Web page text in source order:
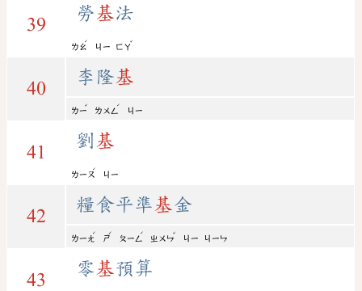
39
勞 基法
ㄌㄠ
ˊ
ㄐㄧ ㄈㄚ
ˇ
40
李隆基
ㄌㄧ
ˇ
ㄌㄨㄥ
ˊ
ㄐㄧ
41
劉 基
ㄌㄧㄡ
ˊ
ㄐㄧ
42
糧食平準 基金
ㄌㄧㄤ
ˊ
ㄕ
ˊ
ㄆㄧㄥ
ˊ
ㄓㄨㄣ
ˇ
ㄐㄧ ㄐㄧㄣ
43
零基預算